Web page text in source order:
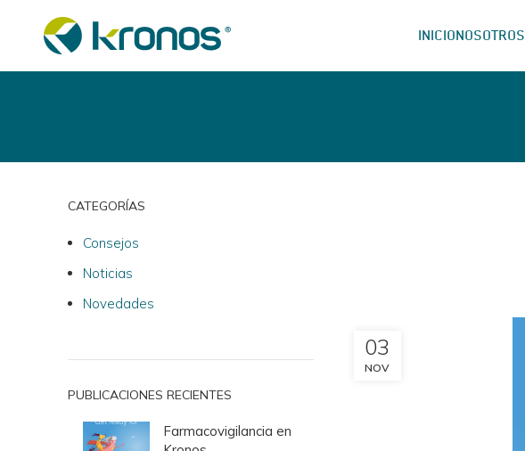
INICIONOSOTROS
03
NOV
CATEGORÍAS
Consejos
Noticias
Novedades
PUBLICACIONES RECIENTES
Farmacovigilancia en